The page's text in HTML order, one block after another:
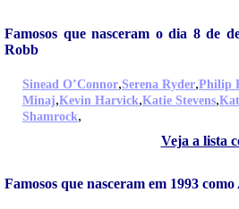
Famosos que nasceram o dia 8 de
Robb
Sinead O’Connor,Serena Ryder,Philip
Minaj,Kevin Harvick,Katie Stevens,
Shamrock,
Veja a lista
Famosos que nasceram em 1993